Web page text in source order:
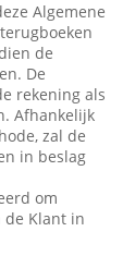
Algemene
de
De
rekening als
Afhankelijk
zal de
in beslag
om
Klant in